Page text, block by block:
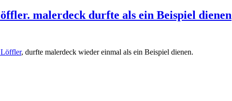
malerdeck durfte als ein Beispiel dienen
, durfte malerdeck wieder einmal als ein Beispiel dienen.